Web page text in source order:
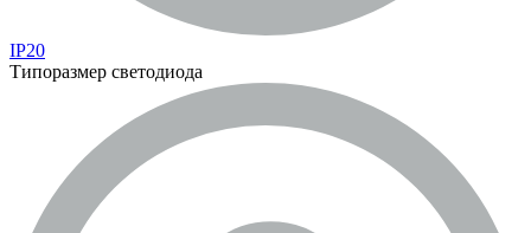
IP20
Типоразмер светодиода